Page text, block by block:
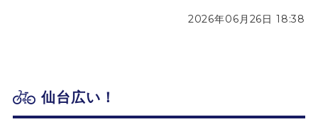
2026年06月26日 18:38
仙台広い！